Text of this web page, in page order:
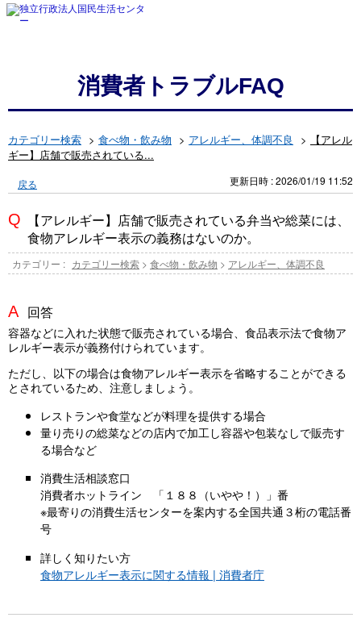
消費者トラブルFAQ
カテゴリー検索 > 食べ物・飲み物 > アレルギー、体調不良 >
【アレル
ギー】店舗で販売されている...
戻る 更新日時 : 2026/01/19 11:52
【アレルギー】店舗で販売されている弁当や総菜には、
食物アレルギー表示の義務はないのか。
カテゴリー : カテゴリー検索 > 食べ物・飲み物 > アレルギー、体調不良
回答
容器などに入れた状態で販売されている場合、食品表示法で食物ア
レルギー表示が義務付けられています。
ただし、以下の場合は食物アレルギー表示を省略することができる
とされているため、注意しましょう。
レストランや食堂などが料理を提供する場合
量り売りの総菜などの店内で加工し容器や包装なしで販売す
る場合など
消費生活相談窓口
消費者ホットライン 「１８８（いやや！）」番
※最寄りの消費生活センターを案内する全国共通３桁の電話番
号
詳しく知りたい方
食物アレルギー表示に関する情報 | 消費者庁